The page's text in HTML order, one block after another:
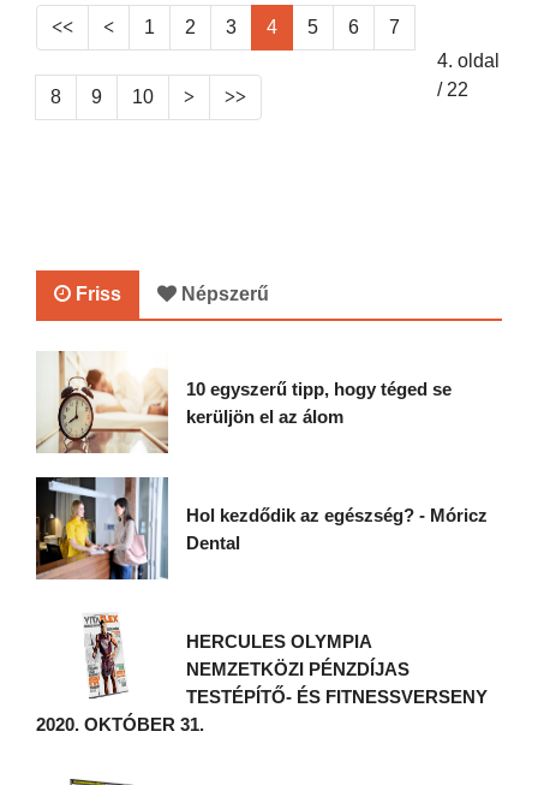
1 2 3 4 5 6 7
8 9 10
4. oldal
/ 22
Friss Népszerű
10 egyszerű tipp, hogy téged se
kerüljön el az álom
Hol kezdődik az egészség? - Móricz
Dental
HERCULES OLYMPIA
NEMZETKÖZI PÉNZDÍJAS
TESTÉPÍTŐ- ÉS FITNESSVERSENY
2020. OKTÓBER 31.